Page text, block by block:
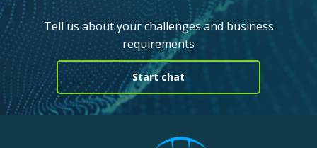
Tell us about your challenges and business
requirements
Start chat